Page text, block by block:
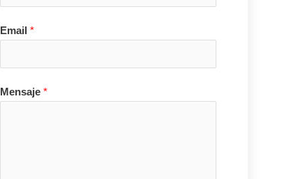
Email *
Mensaje *